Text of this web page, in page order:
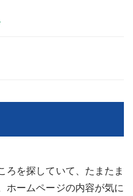
ろを探していて、たまたま
ホームページの内容が気に